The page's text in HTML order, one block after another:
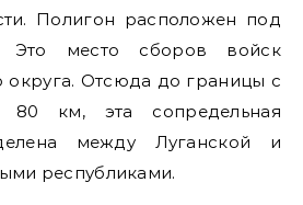
Полигон расположен под
Это место сборов войск
Отсюда до границы с
80 км, эта сопредельная
между Луганской и
республиками.